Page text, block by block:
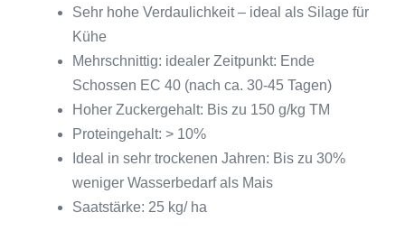
Sehr hohe Verdaulichkeit – ideal als Silage für
Kühe
Mehrschnittig: idealer Zeitpunkt: Ende
Schossen EC 40 (nach ca. 30-45 Tagen)
Hoher Zuckergehalt: Bis zu 150 g/kg TM
Proteingehalt: > 10%
Ideal in sehr trockenen Jahren: Bis zu 30%
weniger Wasserbedarf als Mais
Saatstärke: 25 kg/ ha